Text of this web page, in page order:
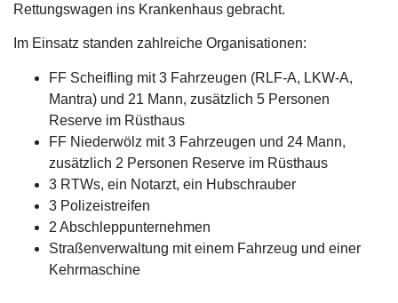
Rettungswagen ins Krankenhaus gebracht.
Im Einsatz standen zahlreiche Organisationen:
FF Scheifling mit 3 Fahrzeugen (RLF-A, LKW-A,
Mantra) und 21 Mann, zusätzlich 5 Personen
Reserve im Rüsthaus
FF Niederwölz mit 3 Fahrzeugen und 24 Mann,
zusätzlich 2 Personen Reserve im Rüsthaus
3 RTWs, ein Notarzt, ein Hubschrauber
3 Polizeistreifen
2 Abschleppunternehmen
Straßenverwaltung mit einem Fahrzeug und einer
Kehrmaschine